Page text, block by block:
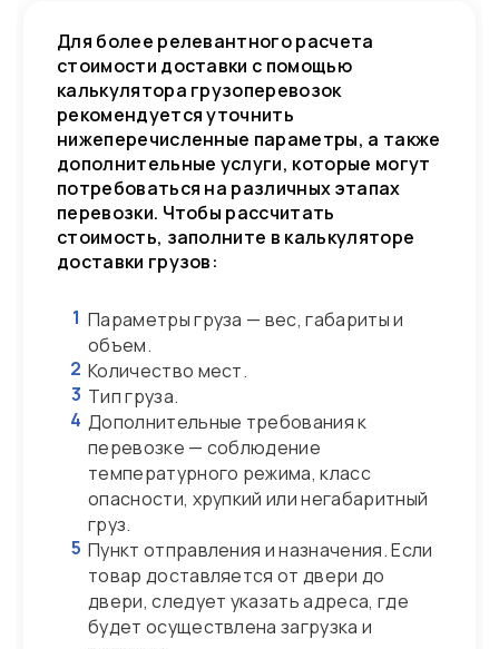
Для более релевантного расчета
стоимости доставки с помощью
калькулятора грузоперевозок
рекомендуется уточнить
нижеперечисленные параметры, а также
дополнительные услуги, которые могут
потребоваться на различных этапах
перевозки. Чтобы рассчитать
стоимость, заполните в калькуляторе
доставки грузов:
1 Параметры груза — вес, габариты и
объем.
2 Количество мест.
3 Тип груза.
4 Дополнительные требования к
перевозке — соблюдение
температурного режима, класс
опасности, хрупкий или негабаритный
груз.
5 Пункт отправления и назначения. Если
товар доставляется от двери до
двери, следует указать адреса, где
будет осуществлена загрузка и